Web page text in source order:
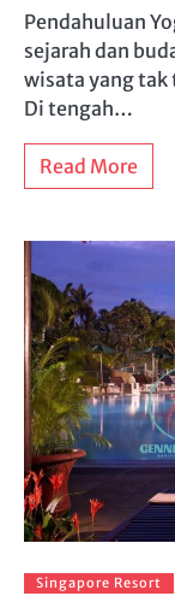
Pendahuluan
sejarah dan
wisata yang tak
Di tengah…
Read More
Singapore Resort